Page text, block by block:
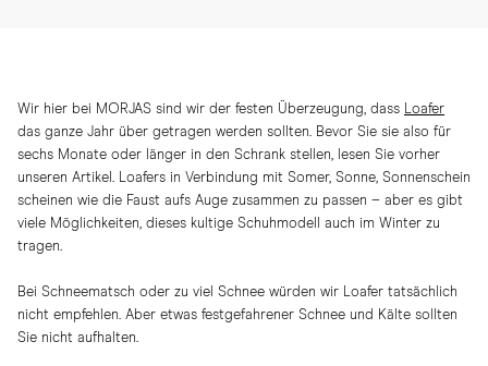
Wir hier bei MORJAS sind wir der festen Überzeugung, dass Loafer
das ganze Jahr über getragen werden sollten. Bevor Sie sie also für
sechs Monate oder länger in den Schrank stellen, lesen Sie vorher
unseren Artikel. Loafers in Verbindung mit Somer, Sonne, Sonnenschein
scheinen wie die Faust aufs Auge zusammen zu passen – aber es gibt
viele Möglichkeiten, dieses kultige Schuhmodell auch im Winter zu
tragen.
Bei Schneematsch oder zu viel Schnee würden wir Loafer tatsächlich
nicht empfehlen. Aber etwas festgefahrener Schnee und Kälte sollten
Sie nicht aufhalten.